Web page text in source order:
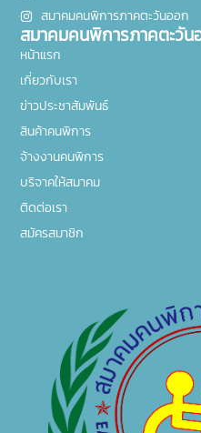
สมาคมคนพิการภาคตะวันออก
สมาคมคนพิการภาคตะวัน
หน้าแรก
เกี่ยวกับเรา
ข่าวประชาสัมพันธ์
สินค้าคนพิการ
จ้างงานคนพิการ
บริจาคให้สมาคม
ติดต่อเรา
สมัครสมาชิก